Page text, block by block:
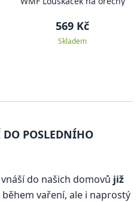
569 Kč
Skladem
DO POSLEDNÍHO
do našich domovů již
vaření, ale i naprostý